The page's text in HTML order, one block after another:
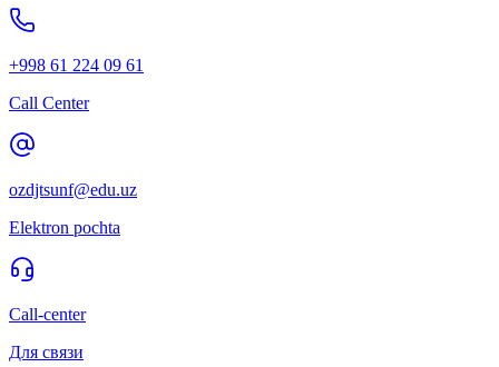
+998 61 224 09 61
Call Center
ozdjtsunf@edu.uz
Elektron pochta
Call-center
Для связи